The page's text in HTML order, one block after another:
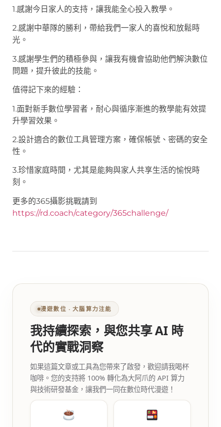
1.感謝今日家人的支持，讓我能全心投入教學。
2.感謝中華隊的勝利，帶給我們一家人的喜悅和放鬆時
光。
3.感謝學生們的積極參與，讓我有機會協助他們解決數位
問題，提升彼此的技能。
值得記下來的經驗：
1.面對新手數位學習者，耐心與循序漸進的教學能有效提
升學習效果。
2.設計適合的數位工具管理方案，確保帳號、密碼的安全
性。
3.珍惜家庭時間，尤其是能夠與家人共享生活的愉悅時
刻。
更多的365攝影挑戰請到
https://rd.coach/category/365challenge/
漫遊數位 ‧ 大腦算力注能
我持續探索，與您共享 AI 時
代的實戰洞察
如果這篇文章或工具為您帶來了啟發，歡迎請我喝杯
咖啡。您的支持將 100% 轉化為大阿爪的 API 算力
與技術研發基金，讓我們一同在數位時代漫遊！